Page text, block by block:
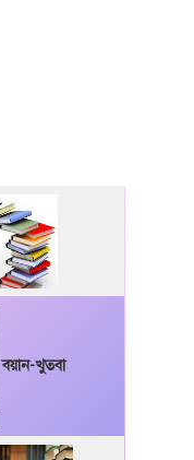
বয়ান-খুতবা